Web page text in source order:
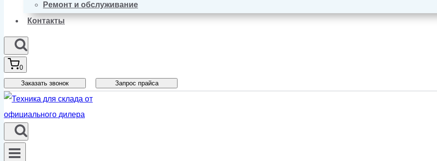
Ремонт и обслуживание
Контакты
0
Заказать звонок Запрос прайса